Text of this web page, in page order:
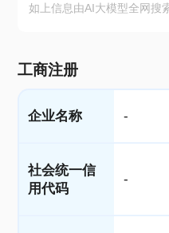
如上信息由AI大模型全网搜
工商注册
企业名称 -
社会统一信
用代码
-